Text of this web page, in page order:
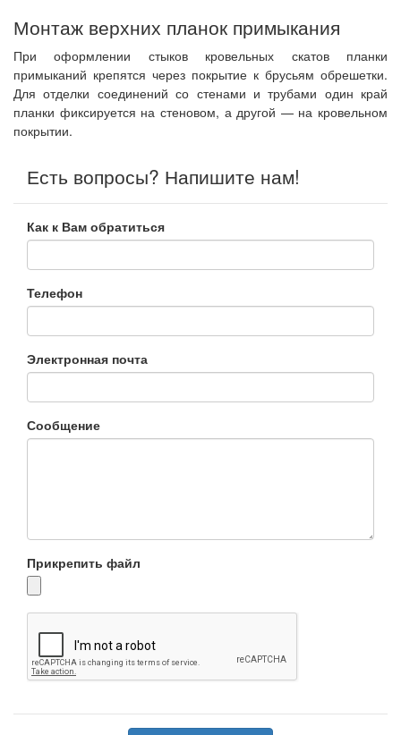
Монтаж верхних планок примыкания
При оформлении стыков кровельных скатов планки
примыканий крепятся через покрытие к брусьям обрешетки.
Для отделки соединений со стенами и трубами один край
планки фиксируется на стеновом, а другой — на кровельном
покрытии.
Есть вопросы? Напишите нам!
Как к Вам обратиться
Телефон
Электронная почта
Сообщение
Прикрепить файл